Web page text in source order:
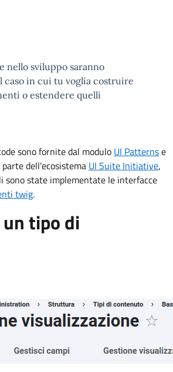
nello sviluppo saranno
caso in cui tu voglia costruire
o estendere quelli
sono fornite dal modulo UI Patternse
dell'ecosistema UI Suite Initiative,
sono state implementate le interfacce
twig.
tipo di